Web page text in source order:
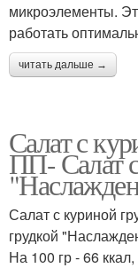
микроэлементы.
работать
читать дальше →
Салат с
ПП- Салат
Салат с куриной
грудкой
На 100 гр - 66